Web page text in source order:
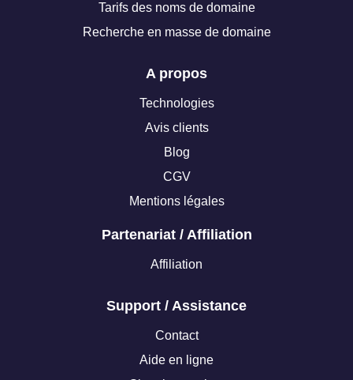
Tarifs des noms de domaine
Recherche en masse de domaine
A propos
Technologies
Avis clients
Blog
CGV
Mentions légales
Partenariat / Affiliation
Affiliation
Support / Assistance
Contact
Aide en ligne